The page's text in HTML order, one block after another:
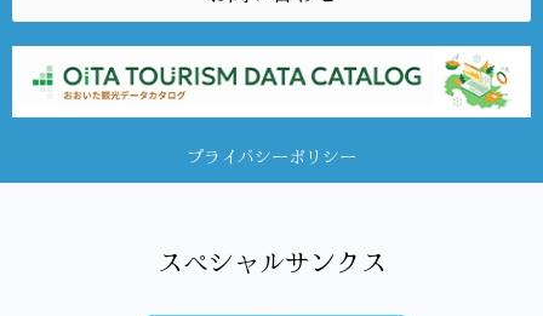
プライバシーポリシー
スペシャルサンクス